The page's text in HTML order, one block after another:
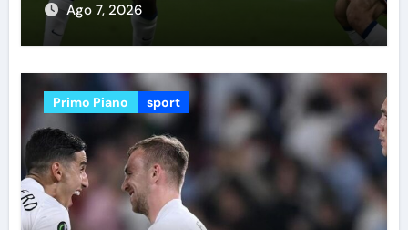
Ago 7, 2026
Primo Piano sport